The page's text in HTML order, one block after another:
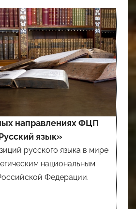
направлениях ФЦП
язык»
русского языка в мире
национальным
Федерации.